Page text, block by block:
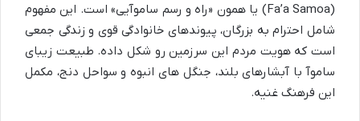
(Fa’a Samoa) یا همون «راه و رسم ساموآیی» است. این مفهوم
شامل احترام به بزرگان، پیوندهای خانوادگی قوی و زندگی جمعی
است که هویت مردم این سرزمین رو شکل داده. طبیعت زیبای
ساموآ با آبشارهای بلند، جنگل های انبوه و سواحل دنج، مکمل
این فرهنگ غنیه.